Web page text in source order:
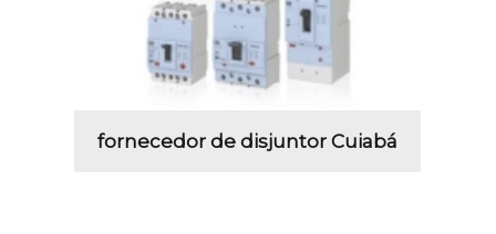
fornecedor de disjuntor Cuiabá